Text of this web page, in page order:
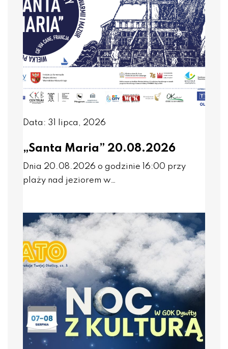
Data: 31 lipca, 2026
„Santa Maria” 20.08.2026
Dnia 20.08.2026 o godzinie 16:00 przy
plaży nad jeziorem w…